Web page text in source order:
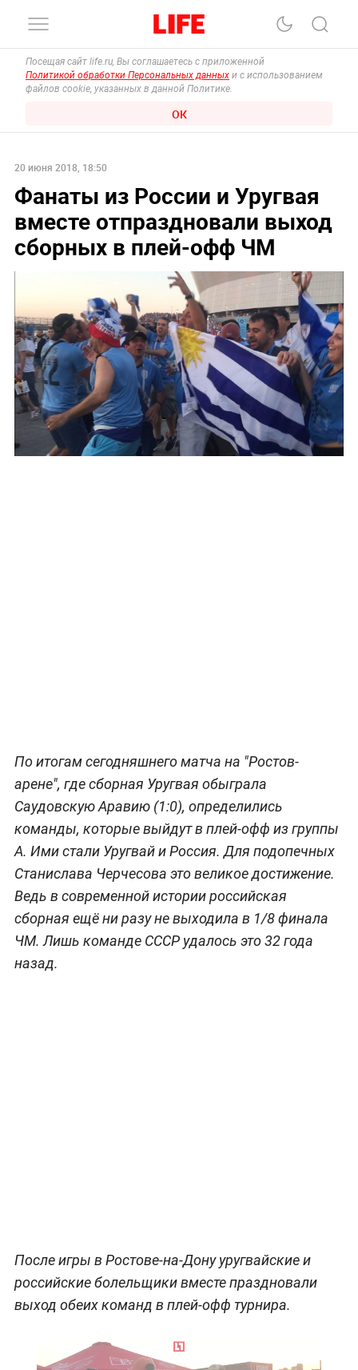
Посещая сайт life.ru, Вы соглашаетесь с приложенной
Политикой обработки Персональных данных и с использованием
файлов cookie, указанных в данной Политике.
ОК
20 июня 2018, 18:50
Фанаты из России и Уругвая
вместе отпраздновали выход
сборных в плей-офф ЧМ
По итогам сегодняшнего матча на "Ростов-
арене", где сборная Уругвая обыграла
Саудовскую Аравию (1:0), определились
команды, которые выйдут в плей-офф из группы
А. Ими стали Уругвай и Россия. Для подопечных
Станислава Черчесова это великое достижение.
Ведь в современной истории российская
сборная ещё ни разу не выходила в 1/8 финала
ЧМ. Лишь команде СССР удалось это 32 года
назад.
После игры в Ростове-на-Дону уругвайские и
российские болельщики вместе праздновали
выход обеих команд в плей-офф турнира.